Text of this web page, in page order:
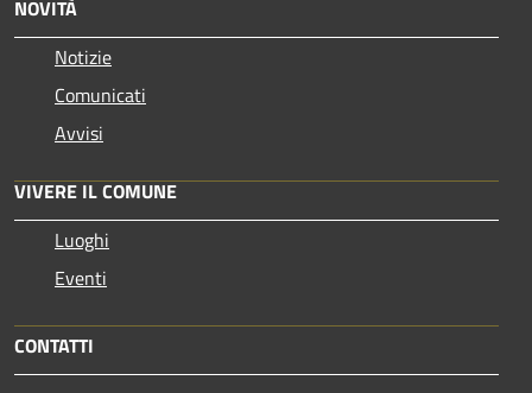
NOVITÀ
Notizie
Comunicati
Avvisi
VIVERE IL COMUNE
Luoghi
Eventi
CONTATTI